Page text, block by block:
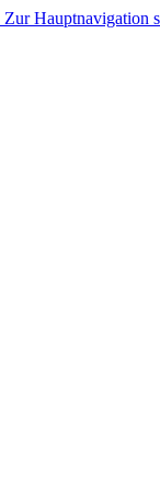
Zur Hauptnavigation